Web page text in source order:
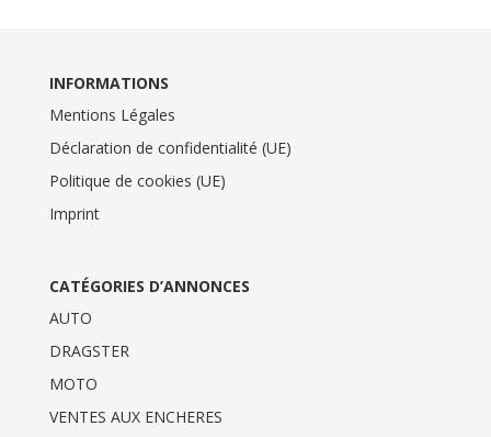
INFORMATIONS
Mentions Légales
Déclaration de confidentialité (UE)
Politique de cookies (UE)
Imprint
CATÉGORIES D’ANNONCES
AUTO
DRAGSTER
MOTO
VENTES AUX ENCHERES